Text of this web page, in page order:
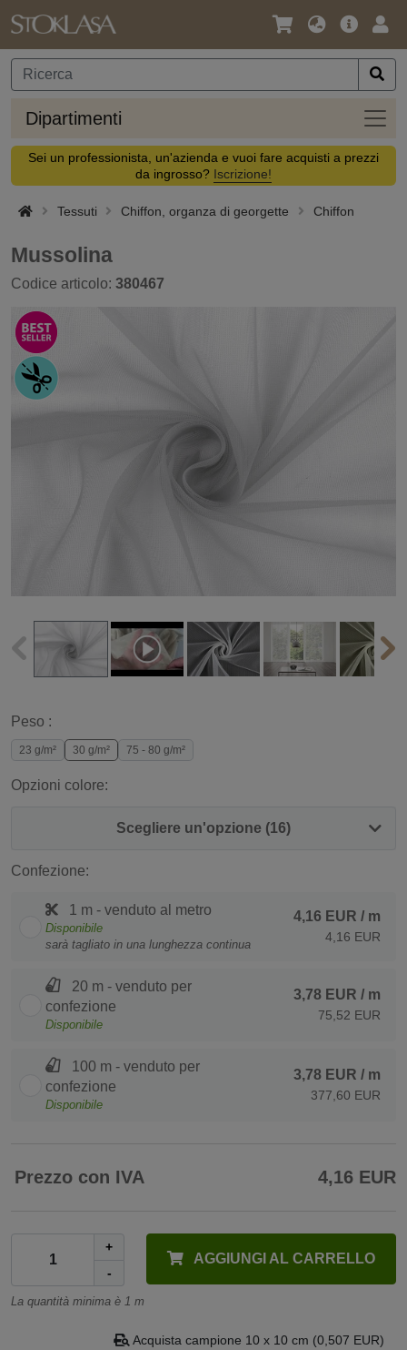
Lingua
Valuta
Offerta
Dipartimenti
Sei un professionista, un'azienda e vuoi fare acquisti a prezzi
da ingrosso? Iscrizione!
Tessuti Chiffon, organza di georgette Chiffon
Mussolina
Codice articolo: 380467
Peso :
23 g/m² 30 g/m² 75 - 80 g/m²
Opzioni colore:
Scegliere un'opzione (16)
Confezione:
1 m - venduto al metro
Disponibile
sarà tagliato in una lunghezza continua
4,16 EUR / m
4,16 EUR
20 m - venduto per
confezione
Disponibile
3,78 EUR / m
75,52 EUR
100 m - venduto per
confezione
Disponibile
3,78 EUR / m
377,60 EUR
Prezzo con IVA 4,16 EUR
+
-
AGGIUNGI AL CARRELLO
La quantità minima è 1 m
Acquista campione 10 x 10 cm (0,507 EUR)